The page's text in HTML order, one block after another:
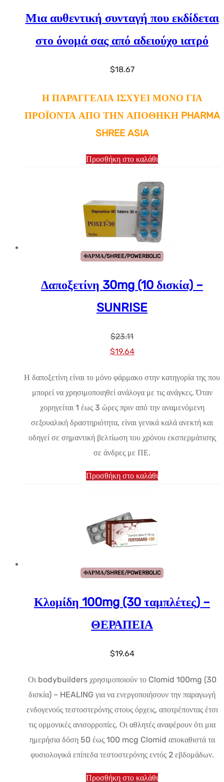
Μια αυθεντική συνταγή που εκδίδεται
στο όνομά σας από αδειούχο ιατρό
$18.67
Η ΠΑΡΑΓΓΕΛΙΑ ΙΣΧΥΕΙ ΜΟΝΟ ΓΙΑ
ΠΡΟΪΟΝΤΑ ΑΠΟ ΤΗΝ ΑΠΟΘΗΚΗ PHARMA
SHREE ASIA
Προσθήκη στο καλάθι
ΦΑΡΜΑ/SHREE/POWERBOLIC
Δαποξετίνη 30mg (10 δισκία) –
SUNRISE
$23.11
Αρχική
$23.11.
$19.64Η
τιμή
είναι:
$19.64.
Η δαποξετίνη είναι το μόνο φάρμακο στην κατηγορία της που
μπορεί να χρησιμοποιηθεί ανάλογα με τις ανάγκες. Όταν
χορηγείται 1 έως 3 ώρες πριν από την αναμενόμενη
σεξουαλική δραστηριότητα, είναι γενικά καλά ανεκτή και
οδηγεί σε σημαντική βελτίωση του χρόνου εκσπερμάτισης
σε άνδρες με ΠΕ.
Προσθήκη στο καλάθι
ΦΑΡΜΑ/SHREE/POWERBOLIC
Κλομίδη 100mg (30 ταμπλέτες) –
ΘΕΡΑΠΕΙΑ
$19.64
Οι bodybuilders χρησιμοποιούν το Clomid 100mg (30
δισκία) – HEALING για να ενεργοποιήσουν την παραγωγή
ενδογενούς τεστοστερόνης στους όρχεις, αποτρέποντας έτσι
τις ορμονικές ανισορροπίες. Οι αθλητές αναφέρουν ότι μια
ημερήσια δόση 50 έως 100 mcg Clomid αποκαθιστά τα
φυσιολογικά επίπεδα τεστοστερόνης εντός 2 εβδομάδων.
Προσθήκη στο καλάθι